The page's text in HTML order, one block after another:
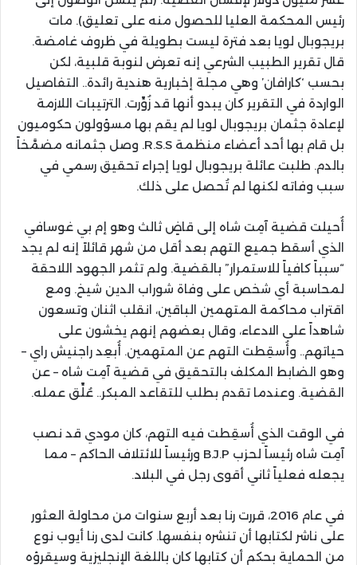
رئيس المحكمة العليا للحصول منه على تعليق). مات
بريجوبال لويا بعد فترة ليست بطويلة في ظروف غامضة.
قال تقرير الطبيب الشرعي إنه تعرض لنوبة قلبية، لكن
بحسب ‘كارافان’ وهي مجلة إخبارية هندية رائدة.. التفاصيل
الواردة في التقرير كان يبدو أنها قد زُوِّرت. الترتيبات اللازمة
لإعادة جثمان بريجوبال لويا لم يقم بها مسؤولون حكوميون
بل قام بها أحد أعضاء منظمة R.S.S. وصل جثمانه مضمَّخاً
بالدم. طلبت عائلة بريجوبال لويا إجراء تحقيق رسمي في
سبب وفاته لكنها لم تُحصل على ذلك.
أُحيلت قضية آمِت شاه إلى قاضٍ ثالث وهو إم بي غوسافي
الذي أسقط جميع التهم بعد أقل من شهر قائلاً إنه لم يجد
“سبباً كافياً للاستمرار” بالقضية. ولم تثمر الجهود اللاحقة
لمحاسبة أي شخص على وفاة شوراب الدين شيخ. ومع
اقتراب محاكمة المتهمين الباقين، انقلب اثنان وتسعون
شاهداً على الادعاء، وقال بعضهم إنهم يخشون على
حياتهم.. وأُسقِطت التهم عن المتهمين. أُبعِد راجنيش راي –
وهو الضابط المكلف بالتحقيق في قضية آمِت شاه – عن
القضية. وعندما تقدم بطلب للتقاعد المبكر.. عُلِّق عمله.
في الوقت الذي أُسقِطت فيه التهم، كان مودي قد نصب
آمِت شاه رئيساً لحزب B.J.P ورئيساً للائتلاف الحاكم – مما
يجعله فعلياً ثاني أقوى رجل في البلاد.
في عام 2016، قررت رنا بعد أربع سنوات من محاولة العثور
على ناشر لكتابها أن تنشره بنفسها. كانت لدى رنا أيوب نوع
من الحماية بحكم أن كتابها كان باللغة الإنجليزية وسيقرؤه